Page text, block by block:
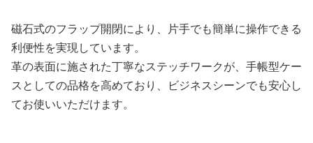
磁石式のフラップ開閉により、片手でも簡単に操作できる
利便性を実現しています。
革の表面に施された丁寧なステッチワークが、手帳型ケー
スとしての品格を高めており、ビジネスシーンでも安心し
てお使いいただけます。